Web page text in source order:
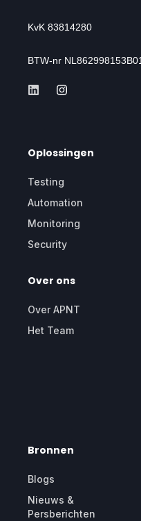
KvK 83814280
BTW-nr NL862998153B01
Oplossingen
Testing
Automation
Monitoring
Security
Over ons
Over APNT
Het Team
Bronnen
Blogs
Nieuws &
Persberichten